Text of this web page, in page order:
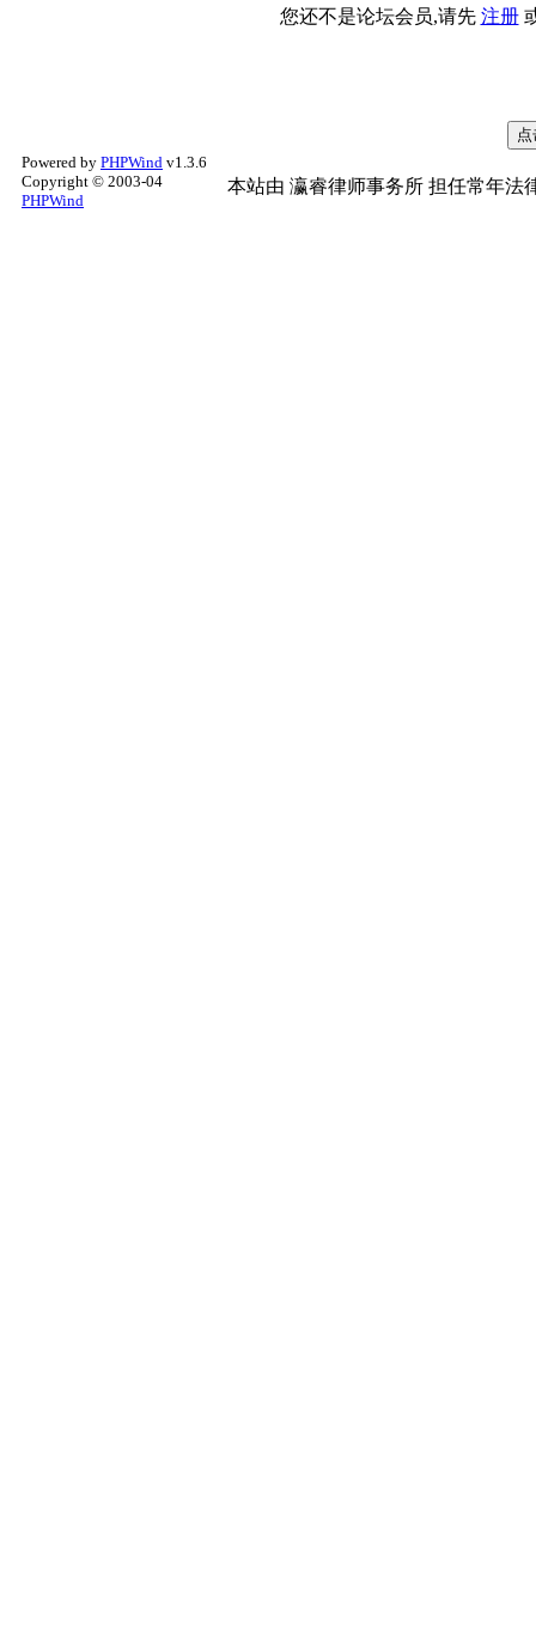
您还不是论坛会员,请先 注册
Powered by PHPWind v1.3.6
Copyright © 2003-04
PHPWind
本站由 瀛睿律师事务所 担任常年法